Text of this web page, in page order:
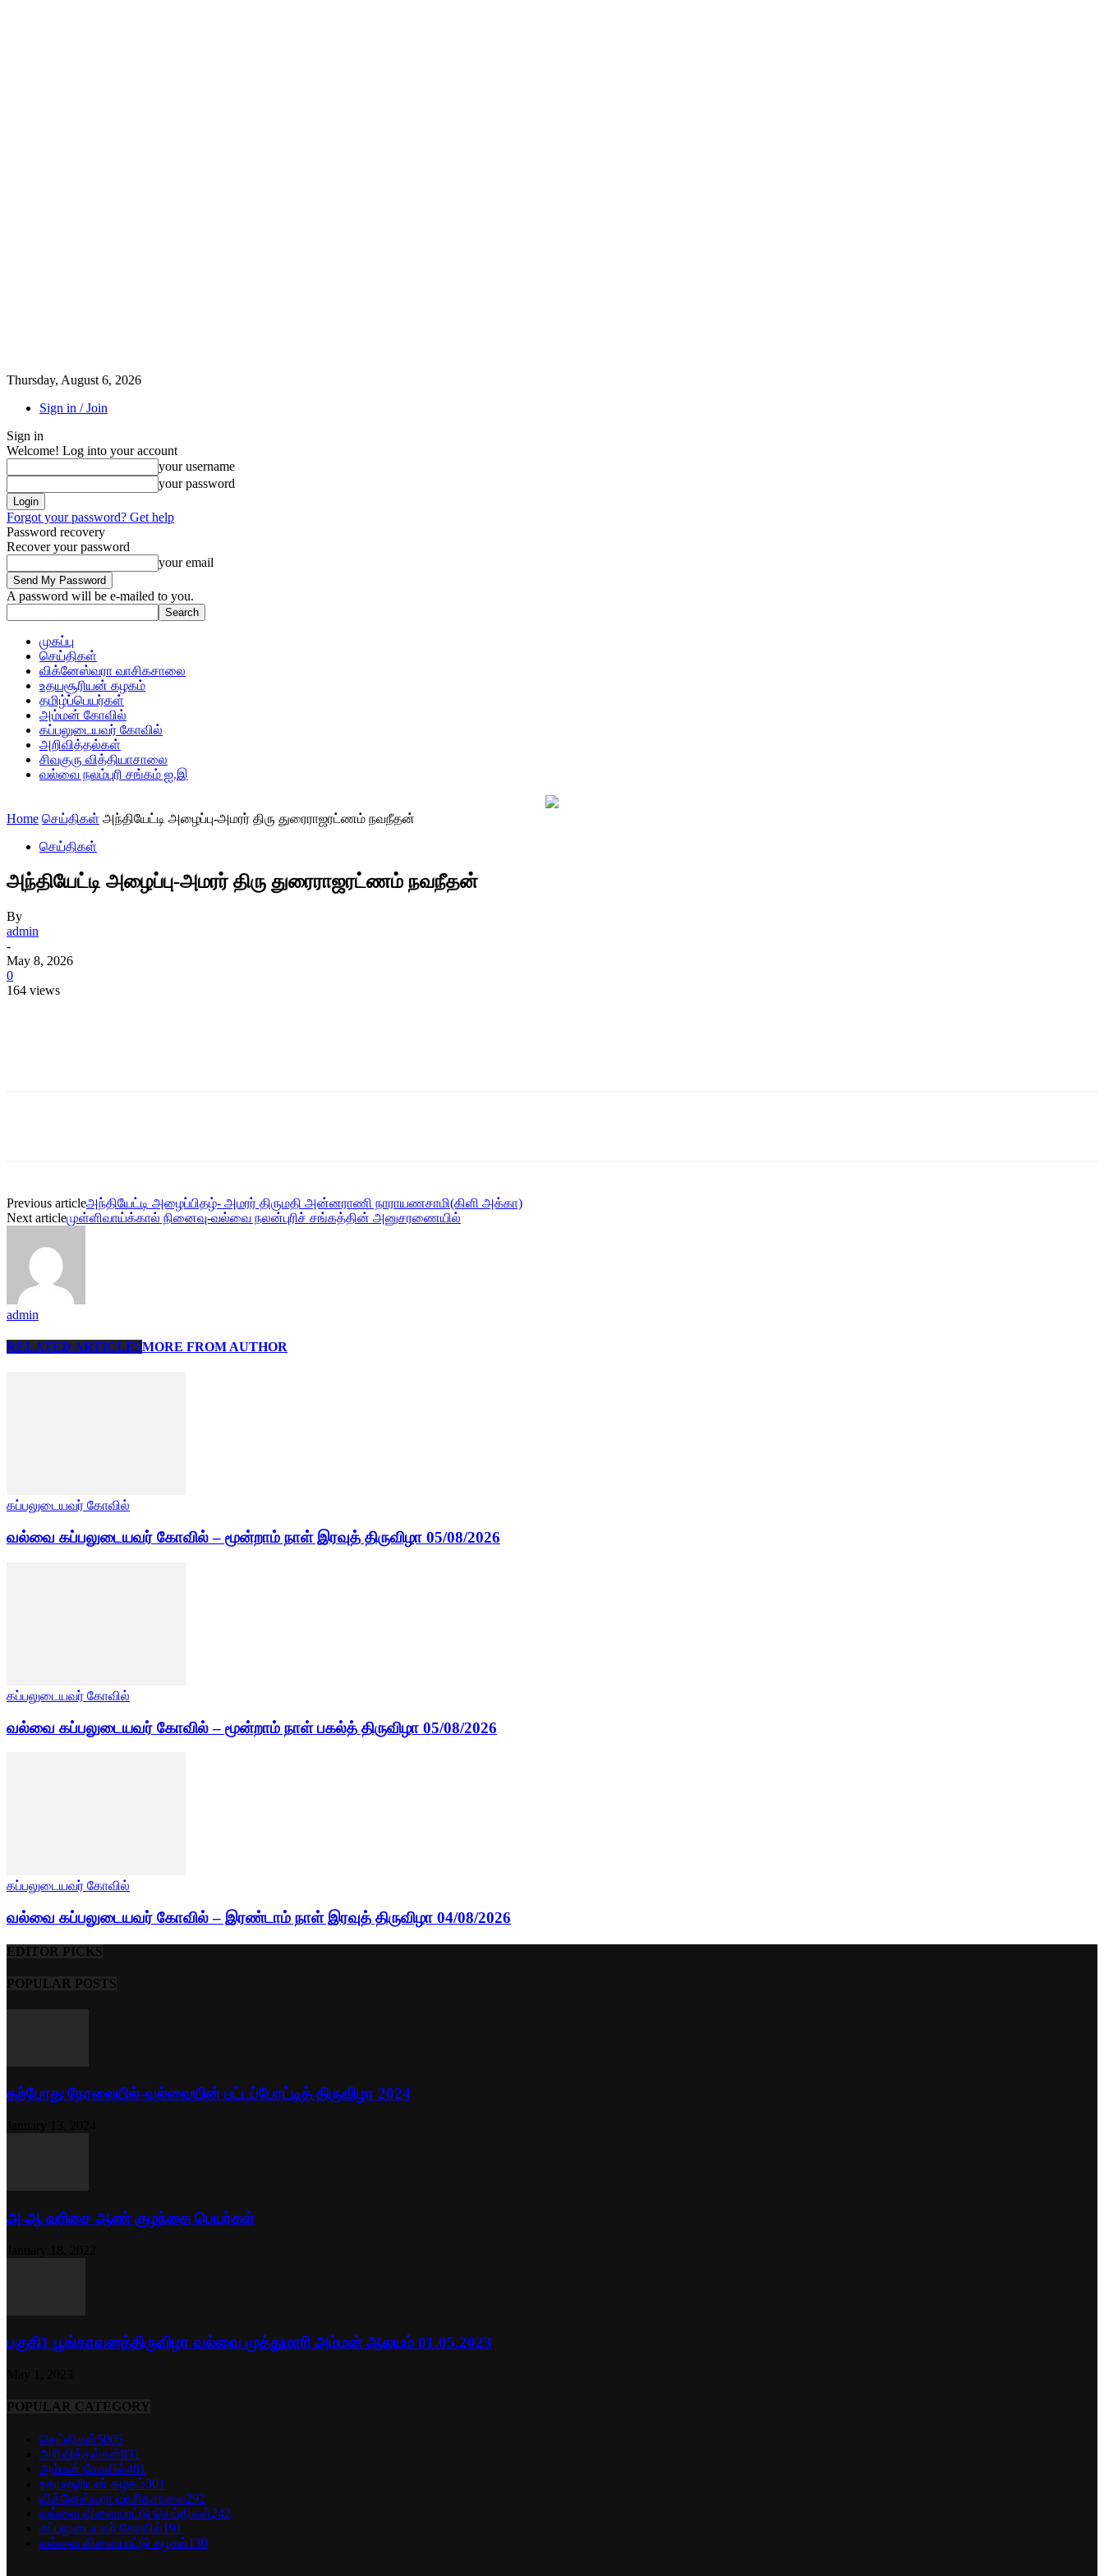
Thursday, August 6, 2026
Sign in / Join
Sign in
Welcome! Log into your account
your username
your password
Forgot your password? Get help
Password recovery
Recover your password
your email
A password will be e-mailed to you.
முகப்பு
செய்திகள்
விக்னேஸ்வரா வாசிகசாலை
உதயசூரியன் கழகம்
தமிழ்ப்பெயர்கள்
அம்மன் கோவில்
கப்பலுடையவர் கோவில்
அறிவித்தல்கள்
சிவகுரு வித்தியாசாலை
வல்வை நலம்புரி சங்கம் ஐ.இ
Home செய்திகள் அந்தியேட்டி அழைப்பு-அமரர் திரு துரைராஜரட்ணம் நவநீதன்
செய்திகள்
அந்தியேட்டி அழைப்பு-அமரர் திரு துரைராஜரட்ணம் நவநீதன்
By
admin
-
May 8, 2026
0
164 views
Previous articleஅந்தியேட்டி அழைப்பிதழ்- அமரர் திருமதி அன்னராணி நாராயணசாமி(கிளி அக்கா)
Next articleமுள்ளிவாய்க்கால் நினைவு-வல்வை நலன்புரிச் சங்கத்தின் அனுசரணையில்
admin
RELATED ARTICLESMORE FROM AUTHOR
கப்பலுடையவர் கோவில்
வல்வை கப்பலுடையவர் கோவில் – மூன்றாம் நாள் இரவுத் திருவிழா 05/08/2026
கப்பலுடையவர் கோவில்
வல்வை கப்பலுடையவர் கோவில் – மூன்றாம் நாள் பகல்த் திருவிழா 05/08/2026
கப்பலுடையவர் கோவில்
வல்வை கப்பலுடையவர் கோவில் – இரண்டாம் நாள் இரவுத் திருவிழா 04/08/2026
EDITOR PICKS
POPULAR POSTS
தற்போது நேரலையில்-வல்வையின் பட்டப்போட்டித் திருவிழா 2024
அ-ஆ வரிசை ஆண் குழந்தை பெயர்கள்
பகுதி1 பூங்காவனத்திருவிழா வல்வை முத்துமாரி அம்மன் ஆலயம் 01.05.2023
POPULAR CATEGORY
செய்திகள்5005
அறிவித்தல்கள்831
அம்மன் கோவில்401
உதயசூரியன் கழகம்301
விக்னேஸ்வரா வாசிகசாலை292
வல்வை விளையாட்டு செய்திகள்242
கப்பலுடையவர் கோவில்191
வல்வை விளையாட்டு கழகம்130